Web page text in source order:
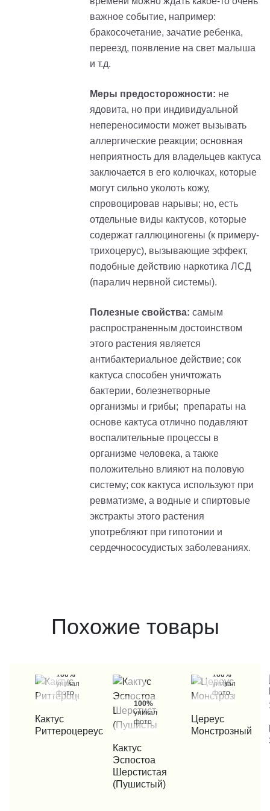
важное событие, например:
бракосочетание, зачатие ребенка,
переезд, появление на свет малыша
и т.д.
Меры предосторожности: не
ядовита, но при индивидуальной
непереносимости может вызывать
аллергические реакции; основная
неприятность для владельцев кактуса
заключается в его колючках, которые
могут сильно уколоть кожу,
спровоцировав нарывы; но, есть
отдельные виды кактусов, которые
содержат галлюциногены (к примеру-
трихоцерус), вызывающие эффект,
подобные действию наркотика ЛСД
(паралич нервной системы).
Полезные свойства: самым
распространенным достоинством
этого растения является
антибактериальное действие; сок
кактуса способен уничтожать
бактерии, болезнетворные
организмы и грибы; препараты на
основе кактуса отлично подавляют
воспалительные процессы в
организме человека, а также
положительно влияют на половую
систему; сок кактуса используют при
ревматизме, а водные и спиртовые
экстракты этого растения
употребляют при гипотонии и
сердечнососудистых заболеваниях.
Похожие товары
100%
уникальные
фото
КУПИТЬ В 1 КЛИК
Кактус
Риттероцереус
100%
уникальные
фото
КУПИТЬ В 1 КЛИК
Кактус
Эспостоа
Шерстистая
(Пушистый)
100%
уникальные
фото
КУПИТЬ В 1 КЛИК
Цереус
Монстрозный